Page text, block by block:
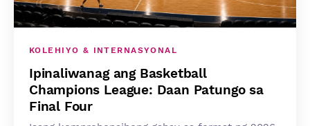
KOLEHIYO & INTERNASYONAL
Ipinaliwanag ang Basketball
Champions League: Daan Patungo sa
Final Four